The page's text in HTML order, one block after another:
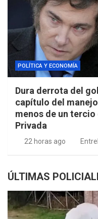
POLÍTICA Y ECONOMÍA
Dura derrota del
capítulo del
menos de un tercio
Privada
22 horas ago
ÚLTIMAS